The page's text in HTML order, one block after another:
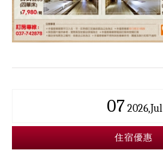
07 2026,Jul
住宿優惠